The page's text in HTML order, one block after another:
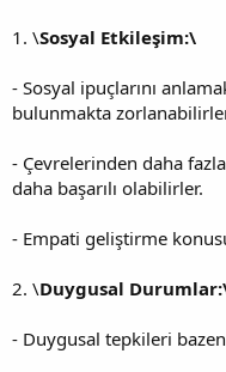
1. \Sosyal Etkileşim:\
- Sosyal ipuçlarını
bulunmakta
- Çevrelerinden daha
daha başarılı olabilirler.
- Empati geliştirme
2. \Duygusal
- Duygusal tepkileri bazen